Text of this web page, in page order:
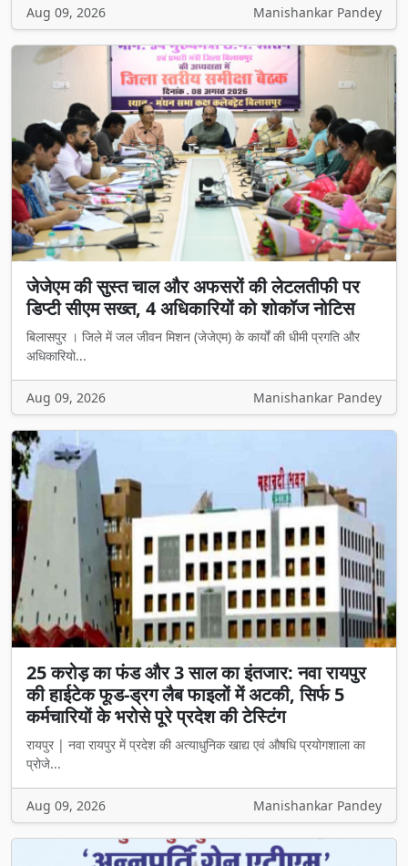
Aug 09, 2026 Manishankar Pandey
जेजेएम की सुस्त चाल और अफसरों की लेटलतीफी पर
डिप्टी सीएम सख्त, 4 अधिकारियों को शोकॉज नोटिस
बिलासपुर । जिले में जल जीवन मिशन (जेजेएम) के कार्यों की धीमी प्रगति और
अधिकारियो...
Aug 09, 2026 Manishankar Pandey
25 करोड़ का फंड और 3 साल का इंतजार: नवा रायपुर
की हाईटेक फूड-ड्रग लैब फाइलों में अटकी, सिर्फ 5
कर्मचारियों के भरोसे पूरे प्रदेश की टेस्टिंग
रायपुर | नवा रायपुर में प्रदेश की अत्याधुनिक खाद्य एवं औषधि प्रयोगशाला का
प्रोजे...
Aug 09, 2026 Manishankar Pandey